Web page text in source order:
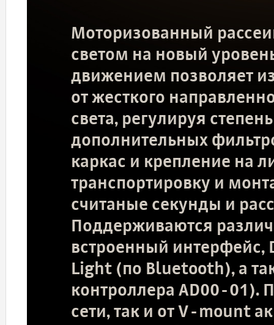
Моторизованный
светом на новый
движением позволяет
от жесткого
света, регулируя
дополнительных
каркас и крепление на
транспортировку и
считаные секунды и
Поддерживаются
встроенный интерфейс,
Light (по Bluetooth), а
контроллера AD00-01).
сети, так и от V-mount